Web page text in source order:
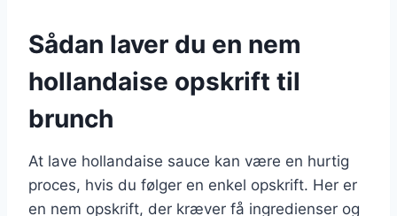
Sådan laver du en nem
hollandaise opskrift til
brunch
At lave hollandaise sauce kan være en hurtig
proces, hvis du følger en enkel opskrift. Her er
en nem opskrift, der kræver få ingredienser og